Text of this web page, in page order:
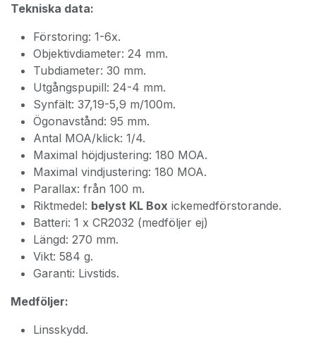
Tekniska data:
Förstoring: 1-6x.
Objektivdiameter: 24 mm.
Tubdiameter: 30 mm.
Utgångspupill: 24-4 mm.
Synfält: 37,19-5,9 m/100m.
Ögonavstånd: 95 mm.
Antal MOA/klick: 1/4.
Maximal höjdjustering: 180 MOA.
Maximal vindjustering: 180 MOA.
Parallax: från 100 m.
Riktmedel: belyst KL Box ickemedförstorande.
Batteri: 1 x CR2032 (medföljer ej)
Längd: 270 mm.
Vikt: 584 g.
Garanti: Livstids.
Medföljer:
Linsskydd.